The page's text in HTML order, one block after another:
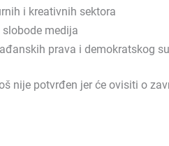
i kreativnih sektora
medija
prava i demokratskog
nije potvrđen jer će ovisiti o